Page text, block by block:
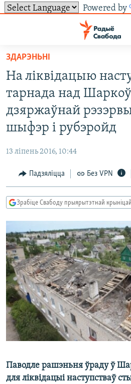
Powered by
ўнівэрсальнага
доступу
Перайсьці
да
галоўнага
зьместу
Перайсьці
да
галоўнай
Перайсьці
да
пошуку
ВІДЭА І ФОТА
ЛЮДЗІ
ВАЙНА
БЕЛАРУСЫ НА ВАЙНЕ
КУЛЬТУРА
КАЛЯНДАР
ТОЛЬКІ НА СВАБОДЗЕ
БЛОГІ
КНІГІ
АЎДЫЁКНІГІ
МОВА
НА ХВАЛЯХ СВАБОДЫ
СУВЯЗЬ
АБЫСЬЦІ БЛЯКАВАНЬНЕ
ПАДПІСАЦЦА
FACEBOOK
TWITTER
САЧЫЦЕ ЗА АБНАЎЛЕНЬНЯМІ
ЗДАРЭНЬНІ
На ліквідацыю
тарнада над
дзяржаўнай
шыфэр і рубэройд
13 ліпень 2016, 10:44
Падзяліцца Без VPN
Зрабіце Свабоду прыярытэтнай
Паводле рашэньня ўраду ў
для ліквідацыі наступстваў